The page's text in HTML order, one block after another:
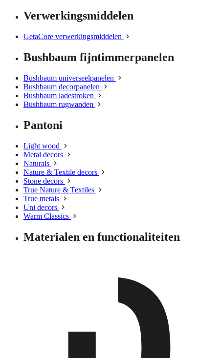
Verwerkingsmiddelen
GetaCore verwerkingsmiddelen
Bushbaum fijntimmerpanelen
Bushbaum universeelpanelen
Bushbaum decorpanelen
Bushbaum ladestroken
Bushbaum rugwanden
Pantoni
Light wood
Metal decors
Naturals
Nature & Textile decors
Stone decors
True Nature & Textiles
True metals
Uni decors
Warm Classics
Materialen en functionaliteiten